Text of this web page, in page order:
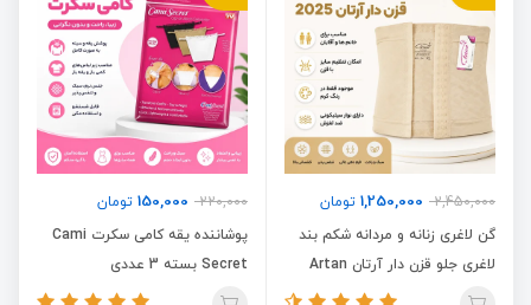
2,450,000
1,250,000 تومان
گن لاغری زنانه و مردانه شکم بند
لاغری جلو قزن دار آرتان Artan
2025
220,000
150,000 تومان
پوشاننده یقه کامی سکرت Cami
Secret بسته 3 عددی